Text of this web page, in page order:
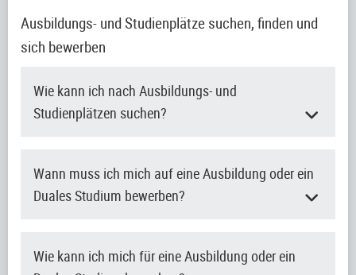
Ausbildungs- und Studienplätze suchen, finden und
sich bewerben
Wie kann ich nach Ausbildungs- und
Studienplätzen suchen?
Wann muss ich mich auf eine Ausbildung oder ein
Duales Studium bewerben?
Wie kann ich mich für eine Ausbildung oder ein